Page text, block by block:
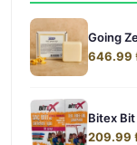
Going
646.99
Bitex
209.99